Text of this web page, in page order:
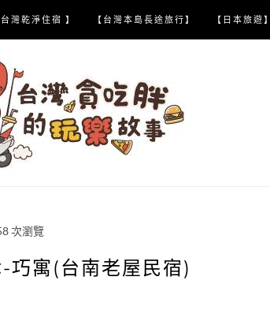
台灣乾淨住宿 】 【台灣本島長途旅行】 【日本旅遊】
次瀏覽
巧寓(台南老屋民宿)